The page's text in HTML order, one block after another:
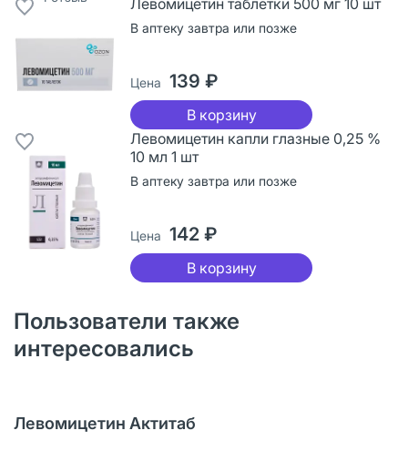
В аптеку завтра или позже
Цена 139 ₽
В корзину
Левомицетин капли глазные 0,25 %
10 мл 1 шт
В аптеку завтра или позже
Цена 142 ₽
В корзину
Пользователи также
интересовались
Левомицетин Актитаб